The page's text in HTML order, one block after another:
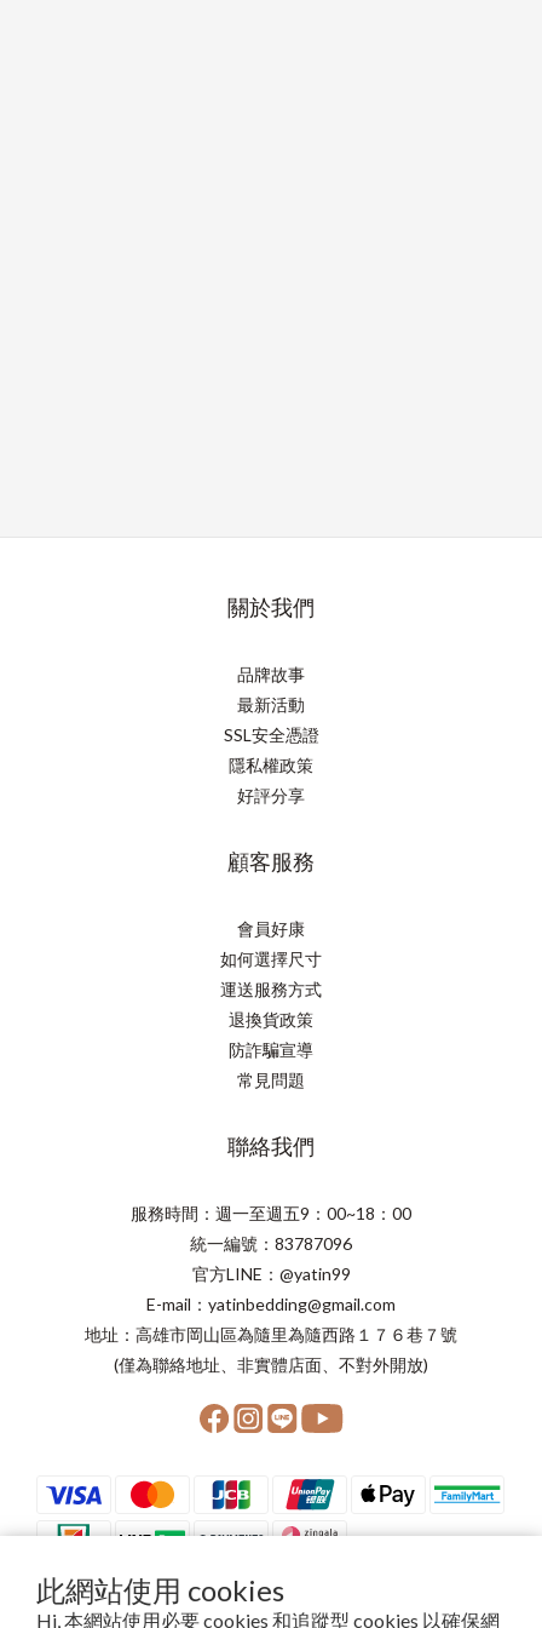
此網站使用 cookies
Hi, 本網站使用必要 cookies 和追蹤型 cookies 以確保網
關於我們
品牌故事
最新活動
SSL安全憑證
隱私權政策
好評分享
顧客服務
會員好康
如何選擇尺寸
運送服務方式
退換貨政策
防詐騙宣導
常見問題
聯絡我們
服務時間：週一至週五9：00~18：00
統一編號：83787096
官方LINE：@yatin99
E-mail：yatinbedding@gmail.com
地址：高雄市岡山區為隨里為隨西路１７６巷７號
(僅為聯絡地址、非實體店面、不對外開放)